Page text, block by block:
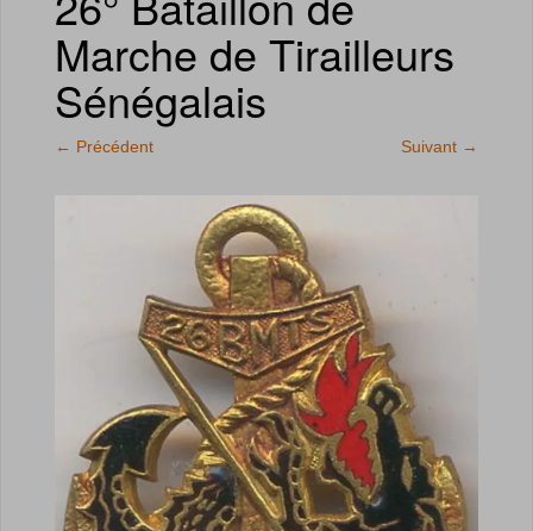
Marche de Tirailleurs
Sénégalais
← Précédent Suivant →